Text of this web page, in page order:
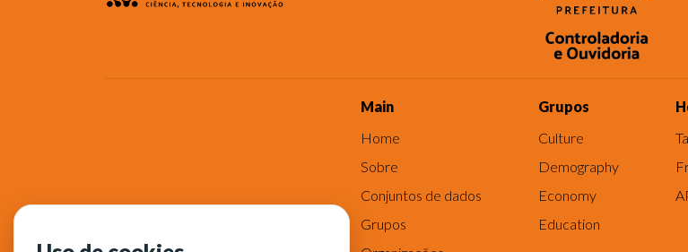
Main
Home
Sobre
Conjuntos de dados
Grupos
Grupos
Culture
Demography
Economy
Education